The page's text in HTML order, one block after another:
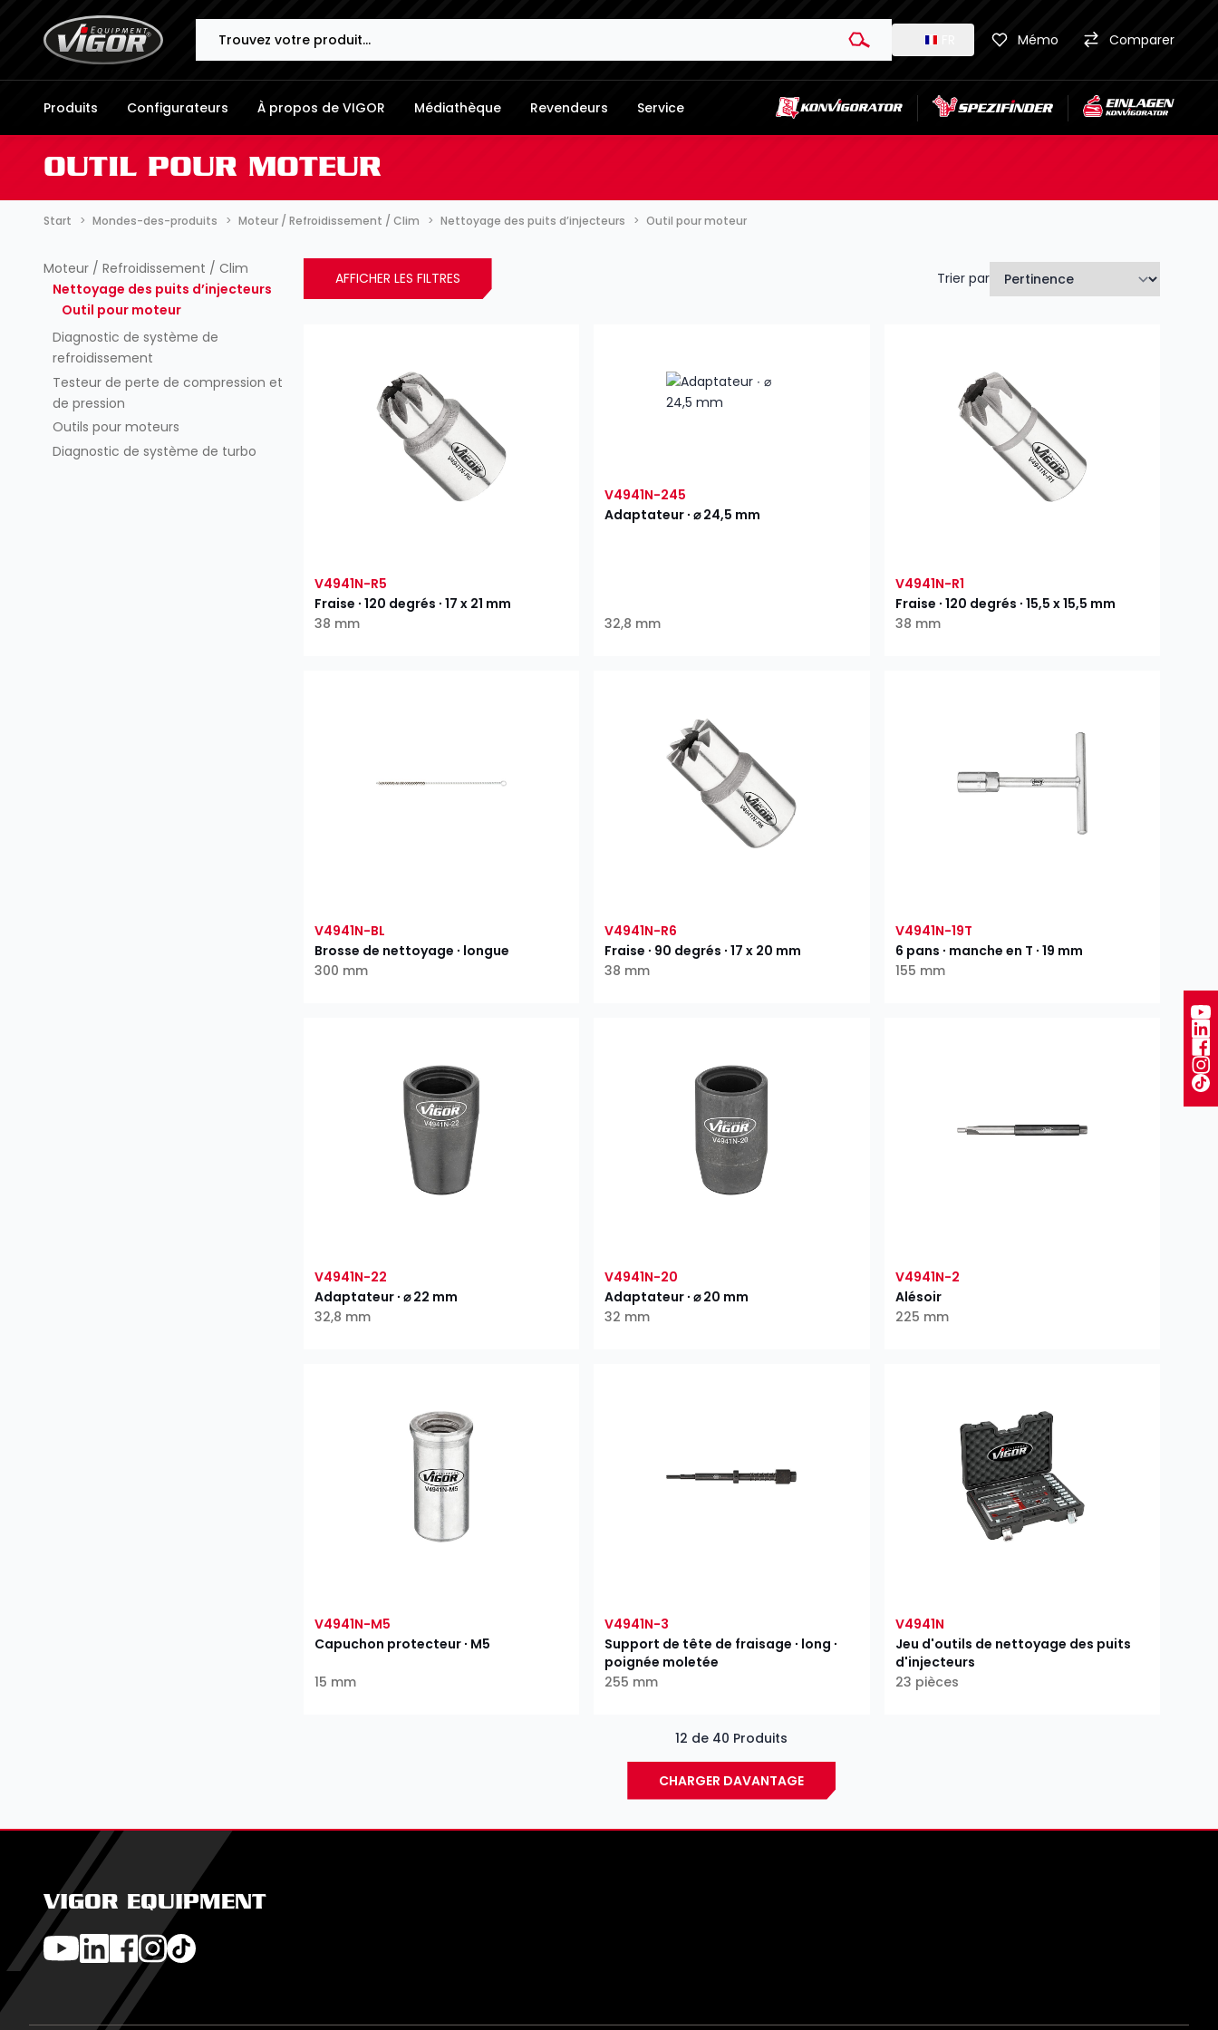
Mémo Comparer
Produits Configurateurs À propos de VIGOR Médiathèque Revendeurs Service
OUTIL POUR MOTEUR
Start Mondes-des-produits Moteur / Refroidissement / Clim Nettoyage des puits d’injecteurs Outil pour moteur
Moteur / Refroidissement / Clim
Nettoyage des puits d’injecteurs
Outil pour moteur
Diagnostic de système de
refroidissement
Testeur de perte de compression et
de pression
Outils pour moteurs
Diagnostic de système de turbo
AFFICHER LES FILTRES Trier par
V4941N-R5
Fraise ∙ 120 degrés ∙ 17 x 21 mm
38 mm
V4941N-245
Adaptateur ∙ ⌀ 24,5 mm
32,8 mm
V4941N-R1
Fraise ∙ 120 degrés ∙ 15,5 x 15,5 mm
38 mm
V4941N-BL
Brosse de nettoyage ∙ longue
300 mm
V4941N-R6
Fraise ∙ 90 degrés ∙ 17 x 20 mm
38 mm
V4941N-19T
6 pans ∙ manche en T ∙ 19 mm
155 mm
V4941N-22
Adaptateur ∙ ⌀ 22 mm
32,8 mm
V4941N-20
Adaptateur ∙ ⌀ 20 mm
32 mm
V4941N-2
Alésoir
225 mm
V4941N-M5
Capuchon protecteur ∙ M5
15 mm
V4941N-3
Support de tête de fraisage ∙ long ∙
poignée moletée
255 mm
V4941N
Jeu d'outils de nettoyage des puits
d'injecteurs
23 pièces
12 de 40 Produits
CHARGER DAVANTAGE
VIGOR EQUIPMENT